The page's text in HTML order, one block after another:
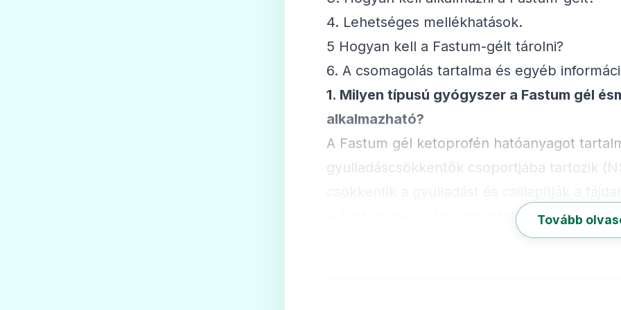
4. Lehetséges mellékhatások.
5 Hogyan kell a Fastum-gélt tárolni?
6. A csomagolás tartalma és egyéb
1. Milyen típusú gyógyszer a Fastum gél
alkalmazható?
A Fastum gél ketoprofén hatóanyagot
gyulladáscsökkentők csoportjába tartozik
A Fastum gél a lágy szövetek
rándulások kezelésére alkalmazott
Tovább